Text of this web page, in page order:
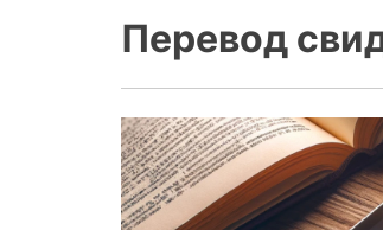
Перевод